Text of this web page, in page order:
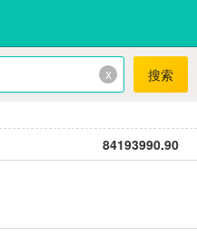
x 搜索
84193990.90